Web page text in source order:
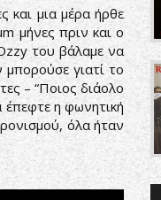
και μια μέρα ήρθε
μήνες πριν και ο
του βάλαμε να
γιατί το
– “Ποιος διάολο
έπεφτε η φωνητική
όλα ήταν